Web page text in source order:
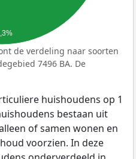
de verdeling naar soorten
7496 BA. De
huishoudens op 1
bestaan uit
of samen wonen en
voorzien. In deze